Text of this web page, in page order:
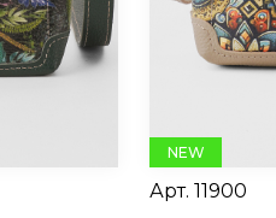
NEW
Арт. 11900